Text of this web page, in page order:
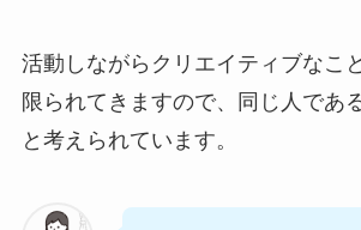
活動しながらクリエイティブなこ
限られてきますので、同じ人であ
と考えられています。